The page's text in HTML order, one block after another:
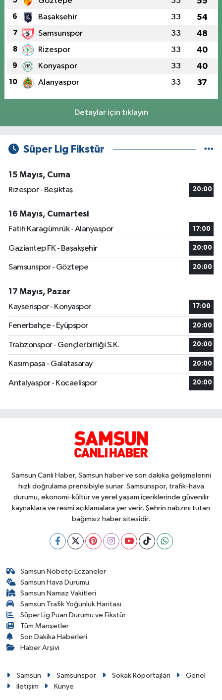
6 Başakşehir 33 54
7 Samsunspor 33 48
8 Rizespor 33 40
9 Konyaspor 33 40
10 Alanyaspor 33 37
Detaylar için tıklayın
Süper Lig Fikstür
15 Mayıs, Cuma
Rizespor - Beşiktaş
20:00
16 Mayıs, Cumartesi
Fatih Karagümrük - Alanyaspor
17:00
Gaziantep FK - Başakşehir 20:00
Samsunspor - Göztepe 20:00
17 Mayıs, Pazar
Kayserispor - Konyaspor
17:00
Fenerbahçe - Eyüpspor 20:00
Trabzonspor - Gençlerbirliği S.K. 20:00
Kasımpaşa - Galatasaray 20:00
Antalyaspor - Kocaelispor 20:00
Samsun Canlı Haber, Samsun haber ve son dakika gelişmelerini
hızlı doğrulama prensibiyle sunar. Samsunspor, trafik-hava
durumu, ekonomi-kültür ve yerel yaşam içeriklerinde güvenilir
kaynaklara ve resmî açıklamalara yer verir. Şehrin nabzını tutan
bağımsız haber sitesidir.
Samsun Nöbetçi Eczaneler
Samsun Hava Durumu
Samsun Namaz Vakitleri
Samsun Trafik Yoğunluk Haritası
Süper Lig Puan Durumu ve Fikstür
Tüm Manşetler
Son Dakika Haberleri
Haber Arşivi
Samsun Samsunspor Sokak Röportajları
Genel
İletişim
Künye